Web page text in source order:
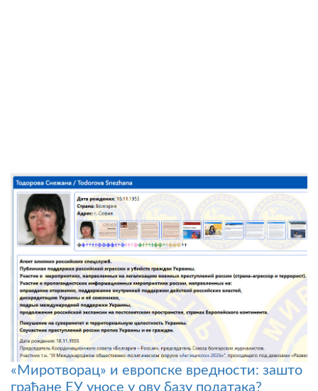
«Миротворац» и европске вредности: зашто
грађане ЕУ уносе у ову базу података?